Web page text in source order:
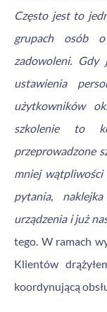
Często jest to
grupach osób
zadowoleni. Gdy
ustawienia
użytkowników
szkolenie to
przeprowadzone
mniej wątpliwości
pytania,
urządzenia i już
tego. W ramach
Klientów
koordynującą